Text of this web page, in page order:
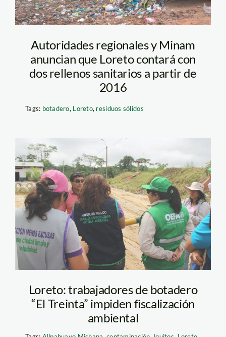
Autoridades regionales y Minam
anuncian que Loreto contará con
dos rellenos sanitarios a partir de
2016
Tags: botadero, Loreto, residuos sólidos
Operativo
OEFA_Loreto
Loreto: trabajadores de botadero
“El Treinta” impiden fiscalización
ambiental